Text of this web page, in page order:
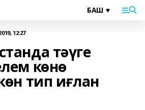
12:27
тәүге
көнө
тип иғлан